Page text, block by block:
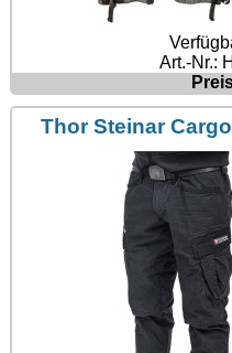
Art.-Nr.:
Thor Steinar